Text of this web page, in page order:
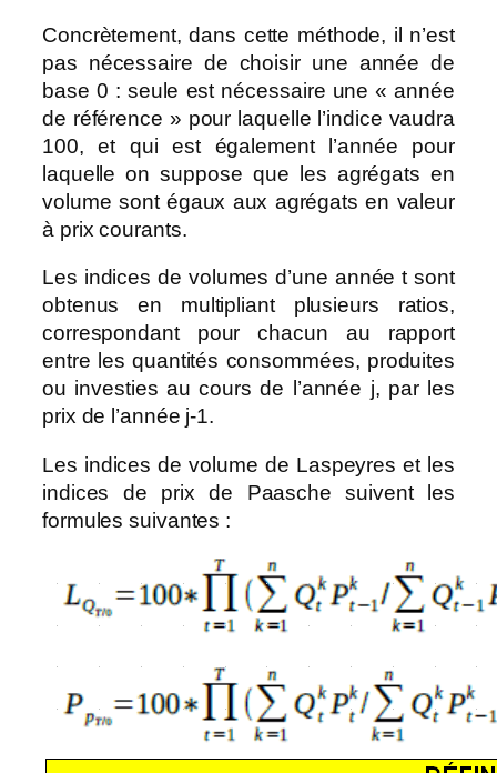
Concrètement, dans cette méthode, il n’est
pas nécessaire de choisir une année de
base 0 : seule est nécessaire une « année
de référence » pour laquelle l’indice vaudra
100, et qui est également l’année pour
laquelle on suppose que les agrégats en
volume sont égaux aux agrégats en valeur
à prix courants.
Les indices de volumes d’une année t sont
obtenus en multipliant plusieurs ratios,
correspondant pour chacun au rapport
entre les quantités consommées, produites
ou investies au cours de l’année j, par les
prix de l’année j-1.
Les indices de volume de Laspeyres et les
indices de prix de Paasche suivent les
formules suivantes :